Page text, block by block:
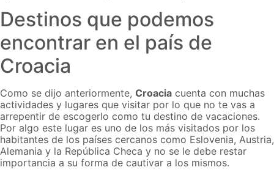
Destinos que podemos
encontrar en el país de
Croacia
Como se dijo anteriormente, Croacia cuenta con muchas
actividades y lugares que visitar por lo que no te vas a
arrepentir de escogerlo como tu destino de vacaciones.
Por algo este lugar es uno de los más visitados por los
habitantes de los países cercanos como Eslovenia, Austria,
Alemania y la República Checa y no se le debe restar
importancia a su forma de cautivar a los mismos.